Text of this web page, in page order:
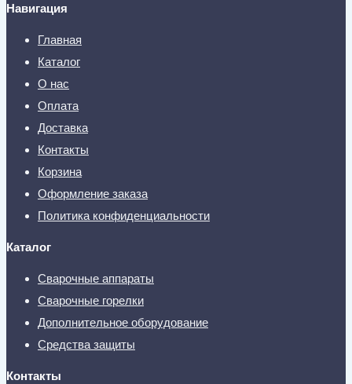
Навигация
Главная
Каталог
О нас
Оплата
Доставка
Контакты
Корзина
Оформление заказа
Политика конфиденциальности
Каталог
Сварочные аппараты
Сварочные горелки
Дополнительное оборудование
Средства защиты
Контакты